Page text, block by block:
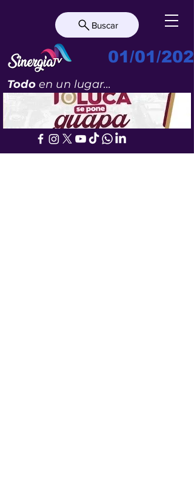
Buscar
01/01/
Todoen un lugar...